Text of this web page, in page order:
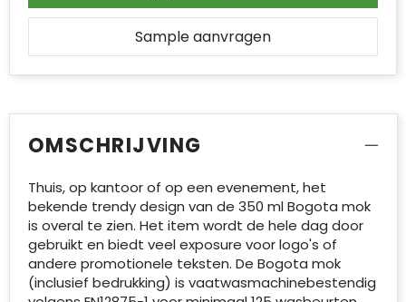
Accessoires voor tassen
Duffeltassen
Waterbestendige tassen
Opvouwbare tassen
Goodiebags
Sample aanvragen
OMSCHRIJVING
Thuis, op kantoor of op een evenement, het
bekende trendy design van de 350 ml Bogota mok
is overal te zien. Het item wordt de hele dag door
gebruikt en biedt veel exposure voor logo's of
andere promotionele teksten. De Bogota mok
(inclusief bedrukking) is vaatwasmachinebestendig